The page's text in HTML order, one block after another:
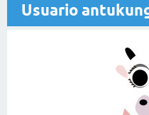
Usuario